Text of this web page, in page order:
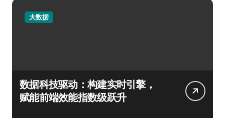
大数据
数据科技驱动：构建实时引擎，
赋能前端效能指数级跃升